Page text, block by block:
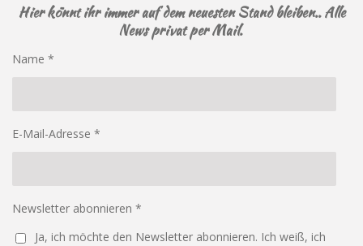
Hier könnt ihr immer auf dem neuesten Stand bleiben.. Alle
News privat per Mail.
Name *
E-Mail-Adresse *
Newsletter abonnieren *
Ja, ich möchte den Newsletter abonnieren. Ich weiß, ich